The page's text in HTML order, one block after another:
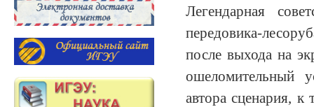
Легендарная
передовика-
после выхода на
ошеломительный
автора сценария,